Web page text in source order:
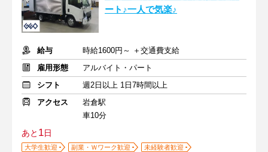
ート♪一人で気楽♪
給与
時給1600円～ ＋交通費支給
雇用形態
アルバイト・パート
シフト
週2日以上 1日7時間以上
アクセス
岩倉駅
車10分
あと 1日
大学生歓迎 副業・Ｗワーク歓迎
未経験者歓迎